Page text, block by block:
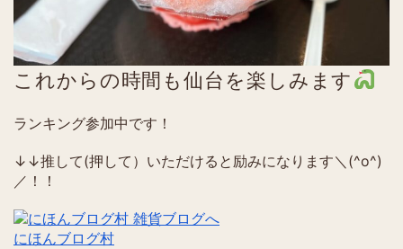
これからの時間も仙台を楽しみます
ランキング参加中です！
↓↓推して(押して）いただけると励みになります＼(^o^)
／！！
にほんブログ村